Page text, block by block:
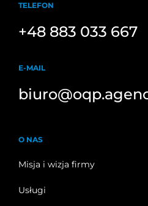
TELEFON
+48 883 033 667
E-MAIL
O NAS
Misja i wizja firmy
Usługi